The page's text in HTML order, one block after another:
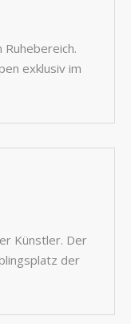
Ruhebereich.
exklusiv im
Künstler. Der
der